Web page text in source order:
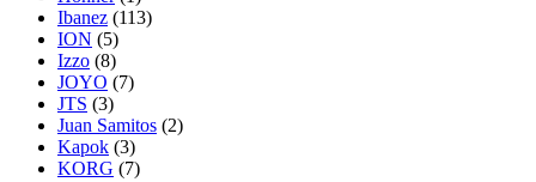
Ibanez (113)
ION (5)
Izzo (8)
JOYO (7)
JTS (3)
Juan Samitos (2)
Kapok (3)
KORG (7)